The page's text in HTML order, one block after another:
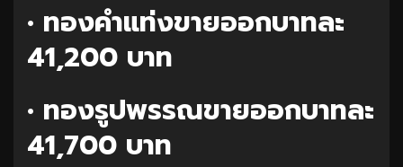
• ทองคำแท่งขายออกบาทละ
41,200 บาท
• ทองรูปพรรณขายออกบาทละ
41,700 บาท